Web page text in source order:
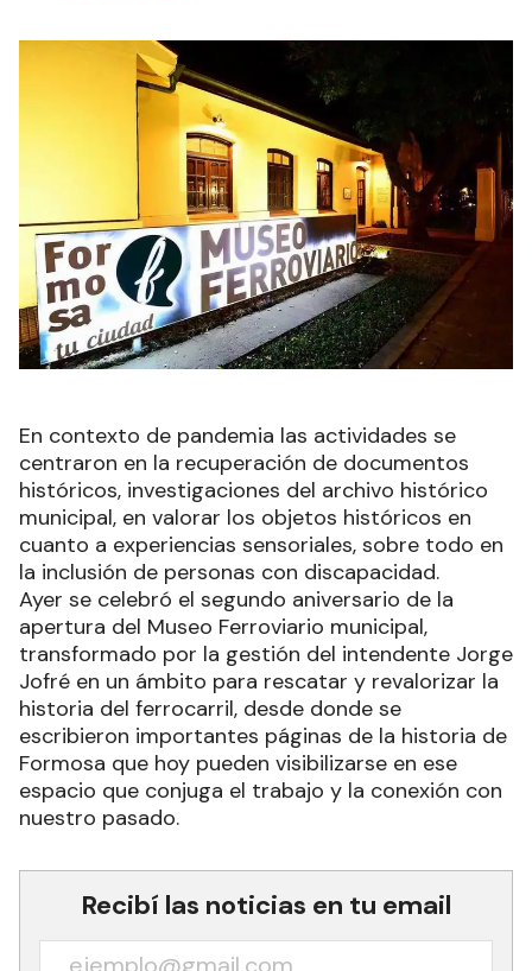
En contexto de pandemia las actividades se
centraron en la recuperación de documentos
históricos, investigaciones del archivo histórico
municipal, en valorar los objetos históricos en
cuanto a experiencias sensoriales, sobre todo en
la inclusión de personas con discapacidad.
Ayer se celebró el segundo aniversario de la
apertura del Museo Ferroviario municipal,
transformado por la gestión del intendente Jorge
Jofré en un ámbito para rescatar y revalorizar la
historia del ferrocarril, desde donde se
escribieron importantes páginas de la historia de
Formosa que hoy pueden visibilizarse en ese
espacio que conjuga el trabajo y la conexión con
nuestro pasado.
Recibí las noticias en tu email